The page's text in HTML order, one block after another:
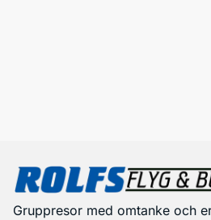
Gruppresor med omtanke och